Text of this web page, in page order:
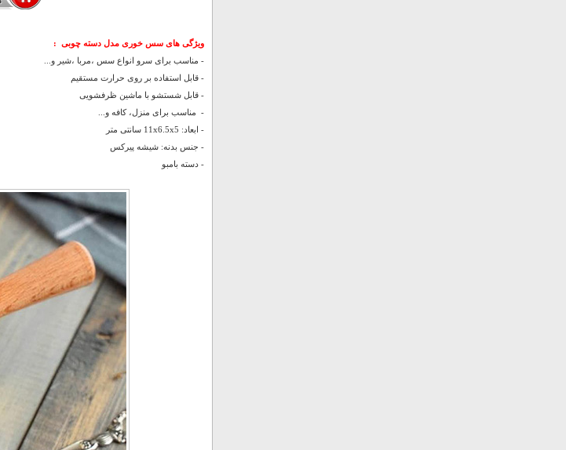
ویژگی های سس خوری مدل دسته چوبی :
- مناسب برای سرو انواع سس ،مربا ،شیر و...
- قابل استفاده بر روی حرارت مستقیم
- قابل شستشو با ماشین ظرفشویی
- مناسب برای منزل، کافه و...
- ابعاد: 11x6.5x5 سانتی متر
- جنس بدنه: شیشه پیرکس
- دسته بامبو